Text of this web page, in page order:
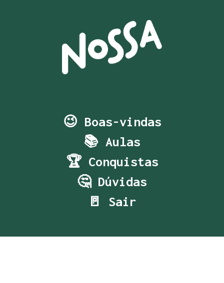
😉 Boas-vindas
📚 Aulas
🏆 Conquistas
🤔 Dúvidas
🚪 Sair